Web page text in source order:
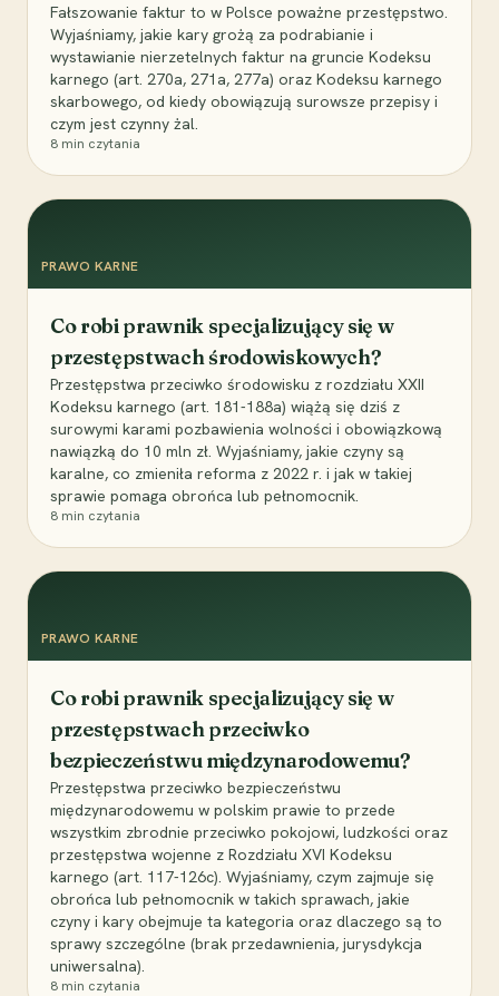
Fałszowanie faktur to w Polsce poważne przestępstwo.
Wyjaśniamy, jakie kary grożą za podrabianie i
wystawianie nierzetelnych faktur na gruncie Kodeksu
karnego (art. 270a, 271a, 277a) oraz Kodeksu karnego
skarbowego, od kiedy obowiązują surowsze przepisy i
czym jest czynny żal.
8 min czytania
PRAWO KARNE
Co robi prawnik specjalizujący się w
przestępstwach środowiskowych?
Przestępstwa przeciwko środowisku z rozdziału XXII
Kodeksu karnego (art. 181-188a) wiążą się dziś z
surowymi karami pozbawienia wolności i obowiązkową
nawiązką do 10 mln zł. Wyjaśniamy, jakie czyny są
karalne, co zmieniła reforma z 2022 r. i jak w takiej
sprawie pomaga obrońca lub pełnomocnik.
8 min czytania
PRAWO KARNE
Co robi prawnik specjalizujący się w
przestępstwach przeciwko
bezpieczeństwu międzynarodowemu?
Przestępstwa przeciwko bezpieczeństwu
międzynarodowemu w polskim prawie to przede
wszystkim zbrodnie przeciwko pokojowi, ludzkości oraz
przestępstwa wojenne z Rozdziału XVI Kodeksu
karnego (art. 117-126c). Wyjaśniamy, czym zajmuje się
obrońca lub pełnomocnik w takich sprawach, jakie
czyny i kary obejmuje ta kategoria oraz dlaczego są to
sprawy szczególne (brak przedawnienia, jurysdykcja
uniwersalna).
8 min czytania